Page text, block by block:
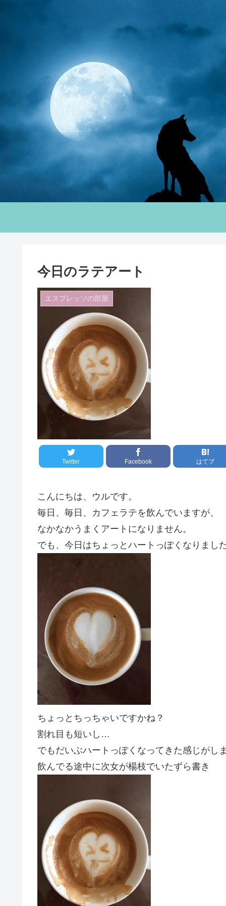
今日のラテアート
エスプレッソの部屋
Twitter Facebook はてブ
こんにちは、ウルです。
毎日、毎日、カフェラテを飲んでいますが、
なかなかうまくアートになりません。
でも、今日はちょっとハートっぽくなりまし
ちょっとちっちゃいですかね？
割れ目も短いし…
でもだいぶハートっぽくなってきた感じがし
飲んでる途中に次女が楊枝でいたずら書き